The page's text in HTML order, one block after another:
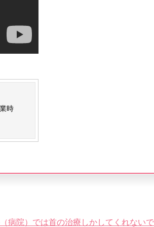
時
病院）では首の治療しかしてくれない